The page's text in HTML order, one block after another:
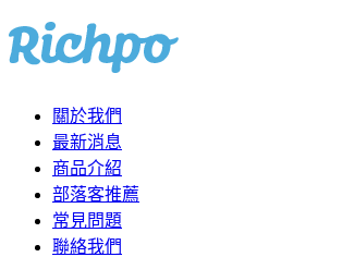
關於我們
最新消息
商品介紹
部落客推薦
常見問題
聯絡我們